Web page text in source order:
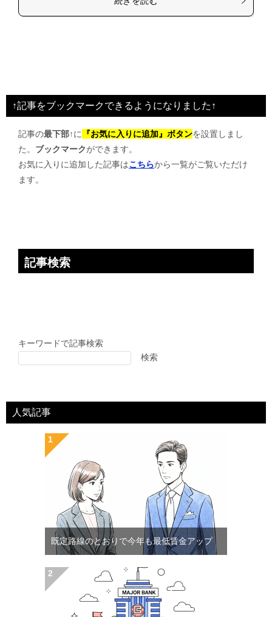
↑記事をブックマークできるようになりました↑
記事の最下部↑に 『お気に入りに追加』ボタンを設置しまし
た。 ブックマークができます。
お気に入りに追加した記事はこちらから一覧がご覧いただけ
ます。
記事検索
キーワードで記事検索
検索
人気記事
既定路線のとおりで今年も最低賃金アップ